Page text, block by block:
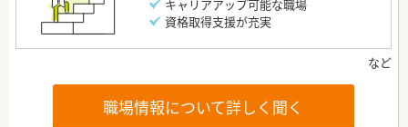
キャリアアップ可能な職場
資格取得支援が充実
職場情報について詳しく聞く